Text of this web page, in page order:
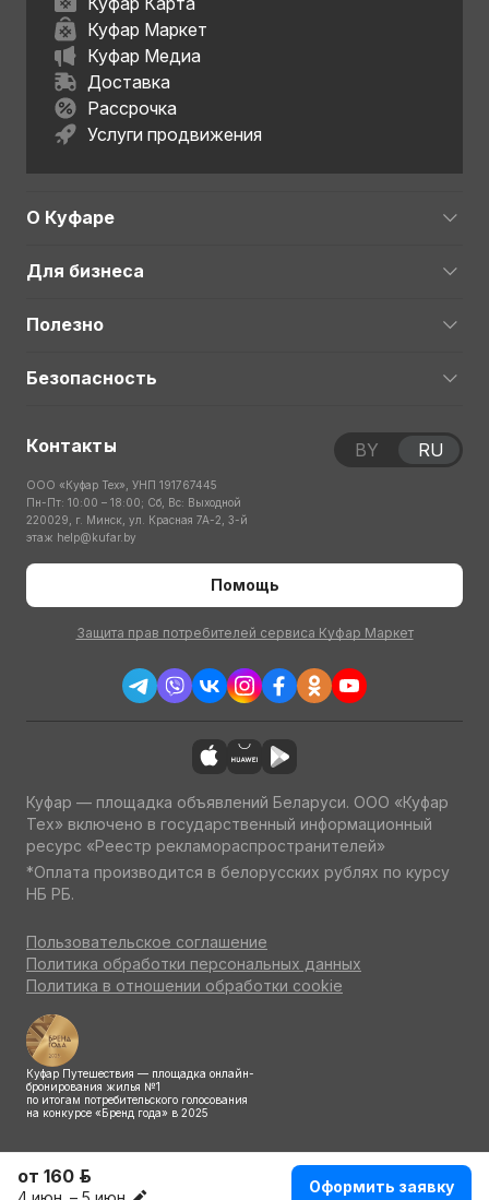
от 160 р. Оформить заявку
Куфар Маркет
Куфар Медиа
Доставка
Рассрочка
Услуги продвижения
О Куфаре
Для бизнеса
Полезно
Безопасность
Контакты
ООО «Куфар Тех», УНП 191767445
Пн-Пт: 10:00 – 18:00; Сб, Вс: Выходной
220029, г. Минск, ул. Красная 7А-2, 3-й
этаж help@kufar.by
Помощь
Защита прав потребителей сервиса Куфар Маркет
BY RU
Куфар — площадка объявлений Беларуси. ООО «Куфар
Тех» включено в государственный информационный
ресурс «Реестр рекламораспространителей»
*Оплата производится в белорусских рублях по курсу
НБ РБ.
Пользовательское соглашение
Политика обработки персональных данных
Политика в отношении обработки cookie
Куфар Путешествия — площадка онлайн-
бронирования жилья №1
по итогам потребительского голосования
на конкурсе «Бренд года» в 2025